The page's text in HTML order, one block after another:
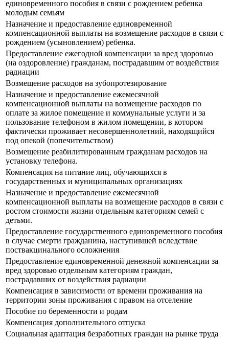
единовременного пособия в связи с рождением ребенка
молодым семьям
Назначение и предоставление единовременной
компенсационной выплаты на возмещение расходов в связи с
рождением (усыновлением) ребенка.
Предоставление ежегодной компенсации за вред здоровью
(на оздоровление) гражданам, пострадавшим от воздействия
радиации
Возмещение расходов на зубопротезирование
Назначение и предоставление ежемесячной
компенсационной выплаты на возмещение расходов по
оплате за жилое помещение и коммунальные услуги и за
пользование телефоном в жилом помещении, в котором
фактически проживает несовершеннолетний, находящийся
под опекой (попечительством)
Возмещение реабилитированным гражданам расходов на
установку телефона.
Компенсация на питание лиц, обучающихся в
государственных и муниципальных организациях
Назначение и предоставление ежемесячной
компенсационной выплаты на возмещение расходов в связи с
ростом стоимости жизни отдельным категориям семей с
детьми.
Предоставление государственного единовременного пособия
в случае смерти гражданина, наступившей вследствие
поствакцинального осложнения
Предоставление единовременной денежной компенсации за
вред здоровью отдельным категориям граждан,
пострадавших от воздействия радиации
Компенсация в зависимости от времени проживания на
территории зоны проживания с правом на отселение
Пособие по беременности и родам
Компенсация дополнительного отпуска
Социальная адаптация безработных граждан на рынке труда